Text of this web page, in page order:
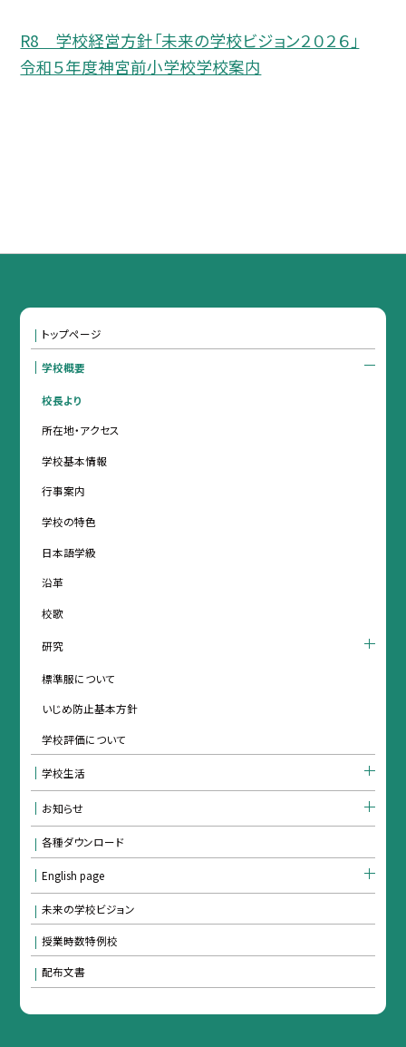
R8 学校経営方針「未来の学校ビジョン２０２６」
令和５年度神宮前小学校学校案内
トップページ
学校概要
校長より
所在地・アクセス
学校基本情報
行事案内
学校の特色
日本語学級
沿革
校歌
研究
標準服について
いじめ防止基本方針
学校評価について
学校生活
お知らせ
各種ダウンロード
English page
未来の学校ビジョン
授業時数特例校
配布文書